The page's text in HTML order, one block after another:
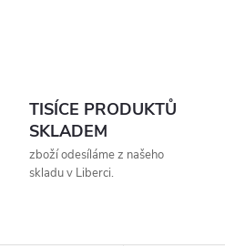
TISÍCE PRODUKTŮ
SKLADEM
zboží odesíláme z našeho
skladu v Liberci.